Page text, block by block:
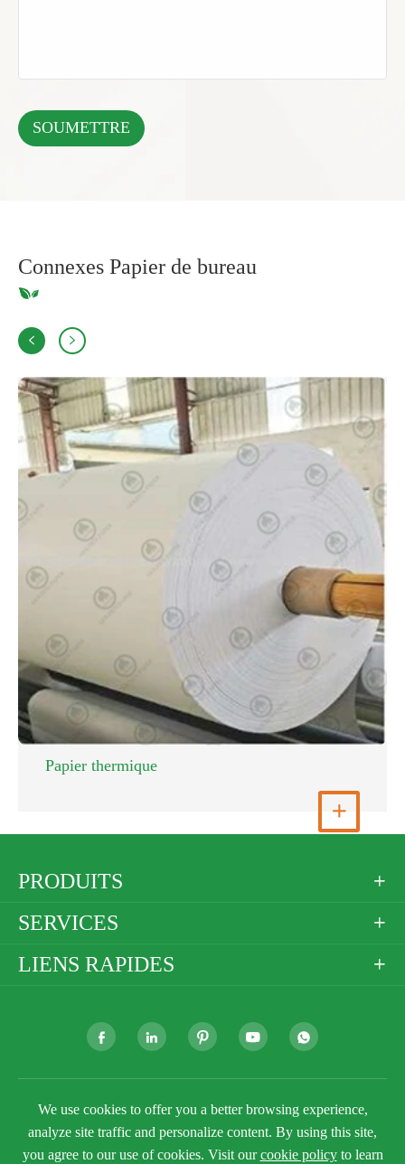
Connexes Papier de bureau
 
Papier thermique
Voir plus

PRODUITS 
SERVICES 
LIENS RAPIDES 
    
Droit d'auteur © Golden Paper Company LimitedTous
droits réservés.
Plan du site
Politique de confidentialité

We use cookies to offer you a better browsing experience,
analyze site traffic and personalize content. By using this site,
you agree to our use of cookies. Visit ourcookie policyto learn